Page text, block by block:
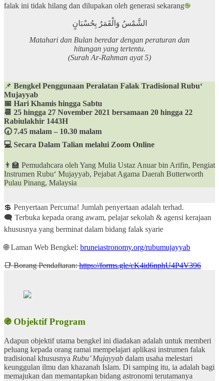
falak ini tidak hilang dan dilupakan oleh generasi sekarang֎
الشَّمْسُ وَالْقَمَرُ بِحُسْبَانٍ
Matahari dan Bulan beredar dengan peraturan dan
hitungan yang tertentu.
(Surah Ar-Rahman ayat 5)
📌 Bengkel Penggunaan Peralatan Falak Tradisional Rubu‘
Mujayyab
📅 Hari Khamis hingga Sabtu
📆 25 hingga 27 November 2021 bersamaan 20 hingga 22
Rabiulakhir 1443H
🕢 7.45 malam – 10.30 malam
💻 Secara Dalam Talian melalui Zoom Online
👨‍🏫 Pemudahcara oleh Yang Mulia Ustaz Anuar bin Arifin, Pengiat
Instrumen Rubu‘ Mujayyab, Pejabat Agama Daerah Butterworth
Pulau Pinang, Malaysia
💲 Penyertaan Percuma! Jumlah penyertaan adalah terhad.
🗨 Terbuka kepada orang awam, pelajar sekolah & agensi kerajaan
khususnya yang berminat dalam bidang falak syarie
🌐 Laman Web Bengkel: bruneiastronomy.org/rubumujayyab
📑 Borang Pendaftaran:https://forms.gle/cK4id6nphU4P4V396
֍ Objektif Program
Adapun objektif utama bengkel ini diadakan adalah untuk memberi
peluang kepada orang ramai mempelajari aplikasi instrumen falak
tradisional khususnya Rubu’ Mujayyab dalam usaha melestari
keunggulan ilmu dan khazanah Islam. Di samping itu, ia adalah bagi
memajukan dan memantapkan bidang astronomi terutamanya